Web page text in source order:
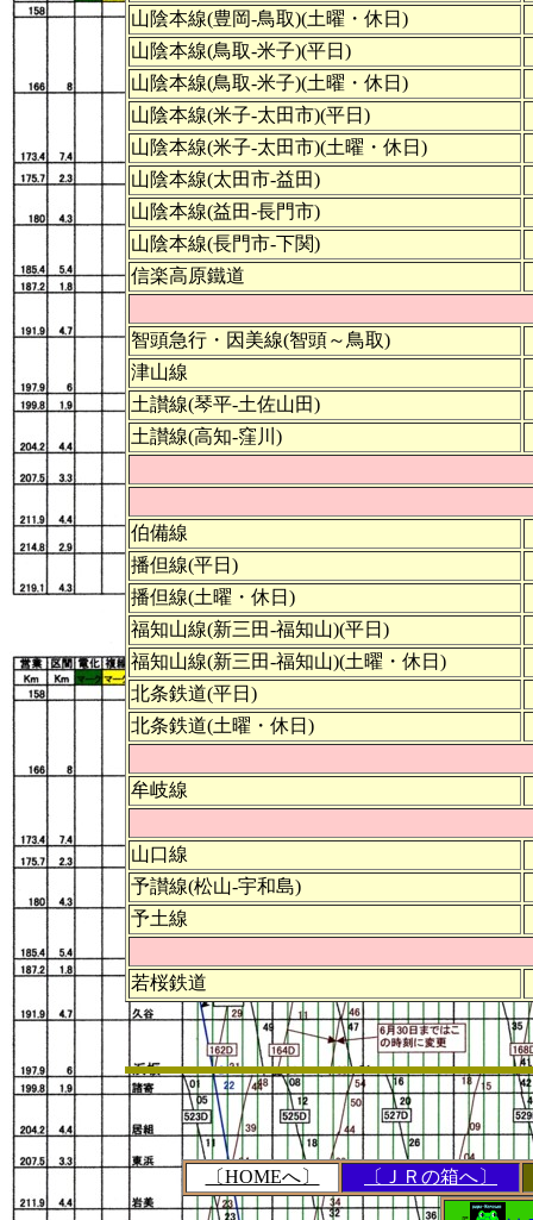
山陰本線(豊岡-鳥取)(土曜・休日)
山陰本線(鳥取-米子)(平日)
山陰本線(鳥取-米子)(土曜・休日)
山陰本線(米子-太田市)(平日)
山陰本線(米子-太田市)(土曜・休日)
山陰本線(太田市-益田)
山陰本線(益田-長門市)
山陰本線(長門市-下関)
信楽高原鐵道
智頭急行・因美線(智頭～鳥取)
津山線
土讃線(琴平-土佐山田)
土讃線(高知-窪川)
伯備線
播但線(平日)
播但線(土曜・休日)
福知山線(新三田-福知山)(平日)
福知山線(新三田-福知山)(土曜・休日)
北条鉄道(平日)
北条鉄道(土曜・休日)
牟岐線
山口線
予讃線(松山-宇和島)
予土線
若桜鉄道
〔HOMEへ〕 〔ＪＲの箱へ〕